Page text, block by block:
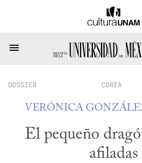
DOSSIER COREA
VERÓNICA
El pequeño
afiladas